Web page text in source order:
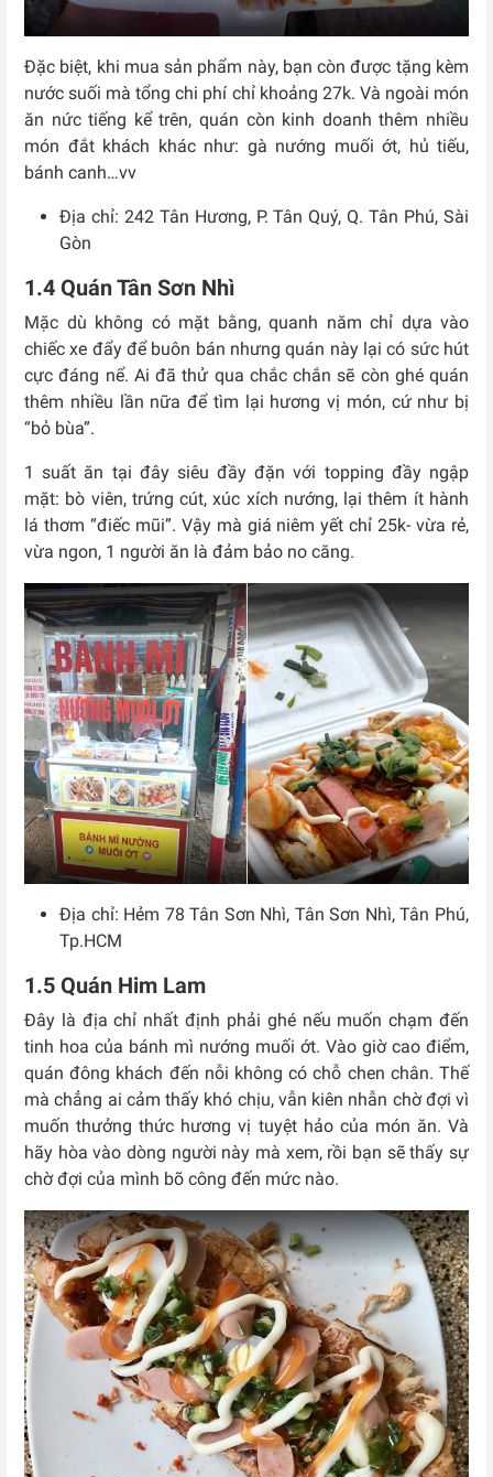
Đặc biệt, khi mua sản phẩm này, bạn còn được tặng kèm
nước suối mà tổng chi phí chỉ khoảng 27k. Và ngoài món
ăn nức tiếng kể trên, quán còn kinh doanh thêm nhiều
món đắt khách khác như: gà nướng muối ớt, hủ tiếu,
bánh canh…vv
Địa chỉ: 242 Tân Hương, P. Tân Quý, Q. Tân Phú, Sài
Gòn
1.4 Quán Tân Sơn Nhì
Mặc dù không có mặt bằng, quanh năm chỉ dựa vào
chiếc xe đẩy để buôn bán nhưng quán này lại có sức hút
cực đáng nể. Ai đã thử qua chắc chắn sẽ còn ghé quán
thêm nhiều lần nữa để tìm lại hương vị món, cứ như bị
“bỏ bùa”.
1 suất ăn tại đây siêu đầy đặn với topping đầy ngập
mặt: bò viên, trứng cút, xúc xích nướng, lại thêm ít hành
lá thơm “điếc mũi”. Vậy mà giá niêm yết chỉ 25k- vừa rẻ,
vừa ngon, 1 người ăn là đảm bảo no căng.
Địa chỉ: Hẻm 78 Tân Sơn Nhì, Tân Sơn Nhì, Tân Phú,
Tp.HCM
1.5 Quán Him Lam
Đây là địa chỉ nhất định phải ghé nếu muốn chạm đến
tinh hoa của bánh mì nướng muối ớt. Vào giờ cao điểm,
quán đông khách đến nỗi không có chỗ chen chân. Thế
mà chẳng ai cảm thấy khó chịu, vẫn kiên nhẫn chờ đợi vì
muốn thưởng thức hương vị tuyệt hảo của món ăn. Và
hãy hòa vào dòng người này mà xem, rồi bạn sẽ thấy sự
chờ đợi của mình bõ công đến mức nào.